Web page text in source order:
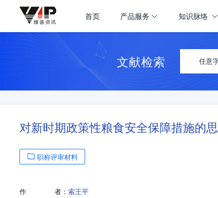
首页 产品服务 知识脉络
文献检索 任意
对新时期政策性粮食安全保障措施的
职称评审材料
作 者： 索王平